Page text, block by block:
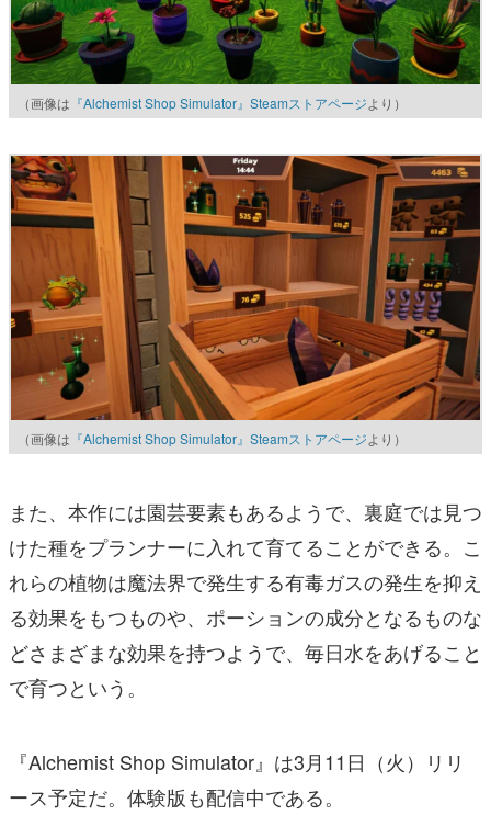
（画像は 『Alchemist Shop Simulator』Steamストアページより）
（画像は 『Alchemist Shop Simulator』Steamストアページより）
また、本作には園芸要素もあるようで、裏庭では見つ
けた種をプランナーに入れて育てることができる。こ
れらの植物は魔法界で発生する有毒ガスの発生を抑え
る効果をもつものや、ポーションの成分となるものな
どさまざまな効果を持つようで、毎日水をあげること
で育つという。
『Alchemist Shop Simulator』は3月11日（火）リリ
ース予定だ。体験版も配信中である。